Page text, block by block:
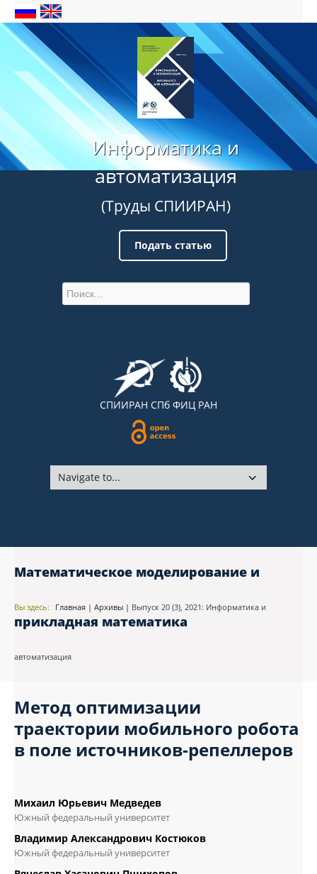
Информатика и
автоматизация
(Труды СПИИРАН)
Подать статью
СПИИРАН СПб ФИЦ РАН
Математическое моделирование и
прикладная математика
Вы здесь: Главная | Архивы | Выпуск 20 (3), 2021: Информатика и
автоматизация
Метод оптимизации
траектории мобильного робота
в поле источников-репеллеров
Михаил Юрьевич Медведев
Южный федеральный университет
Владимир Александрович Костюков
Южный федеральный университет